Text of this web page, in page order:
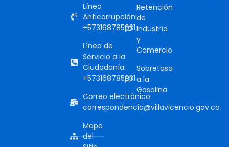
Línea
Anticorrupción:
+573168785931
Línea de
Servicio a la
Ciudadanía:
+573168785931
Correo electrónico:
correspondencia@villavicencio.gov.co
Mapa
del
Retención
de
Industría
y
Comercio
Sobretasa
a la
Gasolina